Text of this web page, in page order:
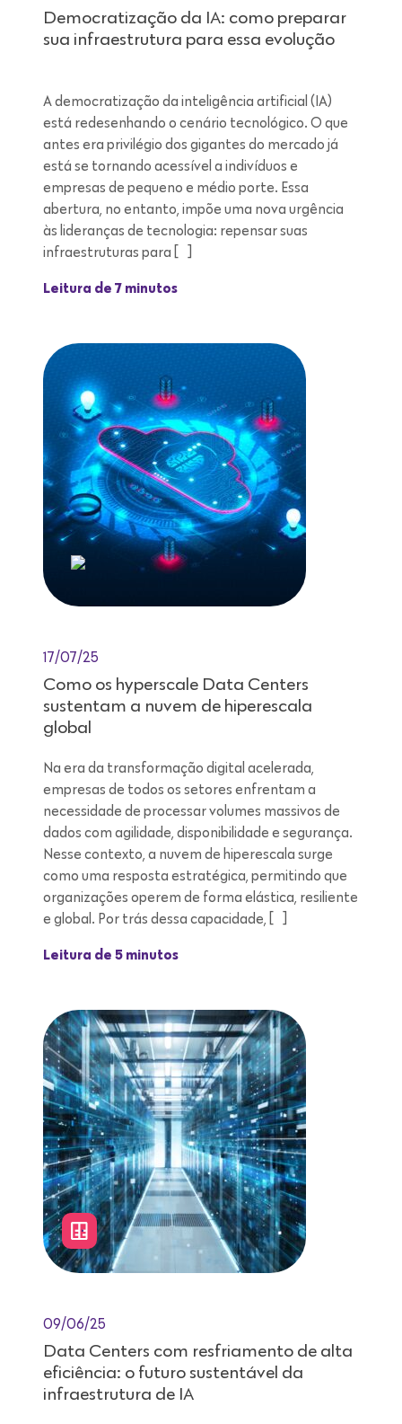
Democratização da IA: como preparar
sua infraestrutura para essa evolução
A democratização da inteligência artificial (IA)
está redesenhando o cenário tecnológico. O que
antes era privilégio dos gigantes do mercado já
está se tornando acessível a indivíduos e
empresas de pequeno e médio porte. Essa
abertura, no entanto, impõe uma nova urgência
às lideranças de tecnologia: repensar suas
infraestruturas para […]
Leitura de 7 minutos
17/07/25
Como os hyperscale Data Centers
sustentam a nuvem de hiperescala
global
Na era da transformação digital acelerada,
empresas de todos os setores enfrentam a
necessidade de processar volumes massivos de
dados com agilidade, disponibilidade e segurança.
Nesse contexto, a nuvem de hiperescala surge
como uma resposta estratégica, permitindo que
organizações operem de forma elástica, resiliente
e global. Por trás dessa capacidade, […]
Leitura de 5 minutos
09/06/25
Data Centers com resfriamento de alta
eficiência: o futuro sustentável da
infraestrutura de IA